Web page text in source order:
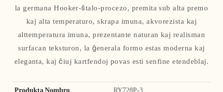
la germana Hooker-ŝtalo-procezo, premita sub alta premo
kaj alta temperaturo, skrapa imuna, akvorezista kaj
alttemperatura imuna, prezentante naturan kaj realisman
surfacan teksturon, la ĝenerala formo estas moderna kaj
eleganta, kaj ĉiuj kartfendoj povas esti senfine etendeblaj.
Produkta Nombro RY728P-3